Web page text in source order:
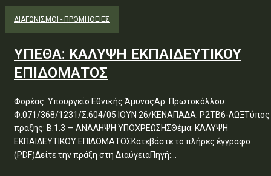
ΔΙΑΓΩΝΙΣΜΟΊ - ΠΡΟΜΉΘΕΙΕΣ
ΥΠΕΘΑ: ΚΑΛΥΨΗ ΕΚΠΑΙΔΕΥΤΙΚΟΥ
ΕΠΙΔΟΜΑΤΟΣ
Φορέας: Υπουργείο Εθνικής ΆμυναςΑρ. Πρωτοκόλλου:
Φ.071/368/1231/Σ.604/05 ΙΟΥΝ 26/ΚΕΝΑΠΑΔΑ: Ρ2ΤΒ6-ΛΩΞΤύπος
πράξης: Β.1.3 — ΑΝΑΛΗΨΗ ΥΠΟΧΡΕΩΣΗΣΘέμα: ΚΑΛΥΨΗ
ΕΚΠΑΙΔΕΥΤΙΚΟΥ ΕΠΙΔΟΜΑΤΟΣΚατεβάστε το πλήρες έγγραφο
(PDF)Δείτε την πράξη στη ΔιαύγειαΠηγή:...